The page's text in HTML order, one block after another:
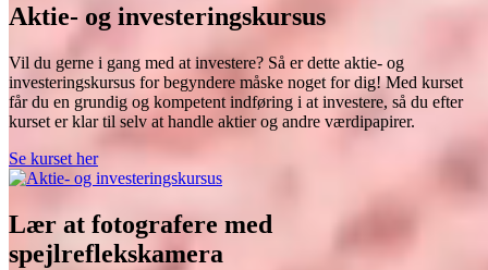
Aktie- og investeringskursus
Vil du gerne i gang med at investere? Så er dette aktie- og
investeringskursus for begyndere måske noget for dig! Med kurset
får du en grundig og kompetent indføring i at investere, så du efter
kurset er klar til selv at handle aktier og andre værdipapirer.
Se kurset her
Lær at fotografere med
spejlreflekskamera